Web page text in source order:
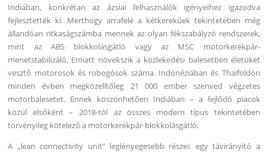
Indiában, konkrétan az ázsiai felhasználók igényeihez igazodva
fejlesztették ki. Merthogy arrafelé a kétkerekűek tekintetében még
állandóan ritkaságszámba mennek az olyan fékszabályzó rendszerek,
mint az ABS blokkolásgátló vagy az MSC motorkerékpár-
menetstabilizáló. Emiatt növekszik a közlekedési balesetben életüket
vesztő motorosok és robogósok száma. Indonéziában és Thaiföldön
minden évben megközelítőleg 21 000 ember szenved végzetes
motorbalesetet. Ennek köszönhetően Indiában – a fejlődő piacok
közül elsőként – 2018-tól az összes modern típus tekintetében
törvényileg kötelező a motorkerékpár-blokkolásgátló.
A „lean connectivity unit” leglényegesebb részei: egy távirányító a